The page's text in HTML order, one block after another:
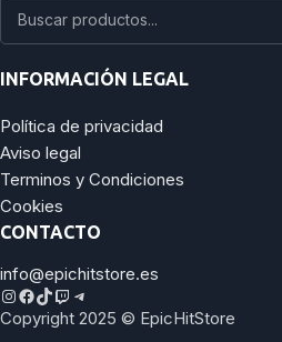
INFORMACIÓN LEGAL
Política de privacidad
Aviso legal
Terminos y Condiciones
Cookies
CONTACTO
info@epichitstore.es
Copyright 2025 © EpicHitStore